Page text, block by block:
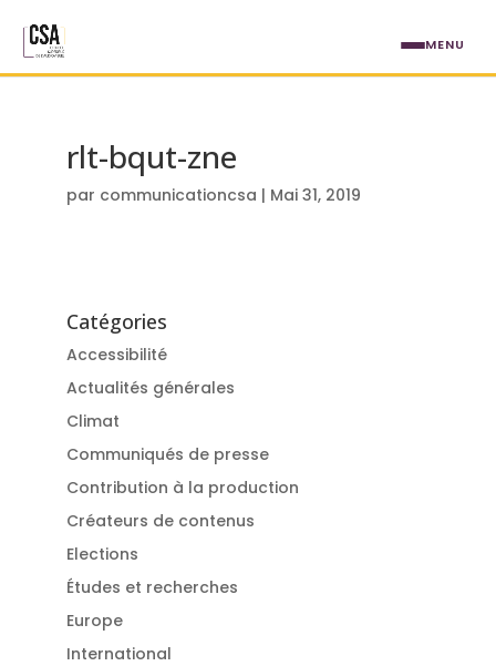
rlt-bqut-zne
par communicationcsa | Mai 31, 2019
Catégories
Accessibilité
Actualités générales
Climat
Communiqués de presse
Contribution à la production
Créateurs de contenus
Elections
Études et recherches
Europe
International
MENU